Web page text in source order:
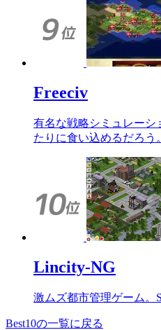
Freeciv
有名な戦略シミュレーシ
たりに食い込めるだろう。
Lincity-NG
激ムズ都市管理ゲーム。
Best10の一覧に戻る